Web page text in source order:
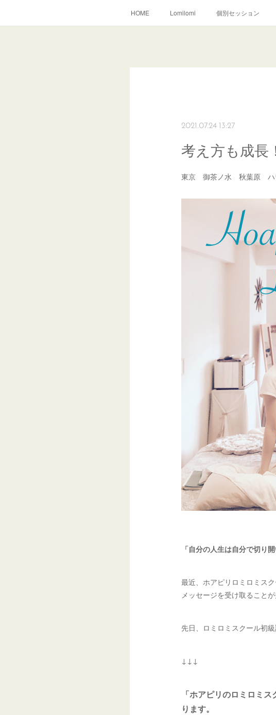
HOME Lomilomi 個別セッション
2021.07.24 13:27
考え方も成長
東京 御茶ノ水 秋葉原 ハ
「自分の人生は自分で切り
最近、ホアピリロミロミス
メッセージを受け取ることが
先日、ロミロミスクール初
↓↓↓
「ホアピリのロミロミ
ります。